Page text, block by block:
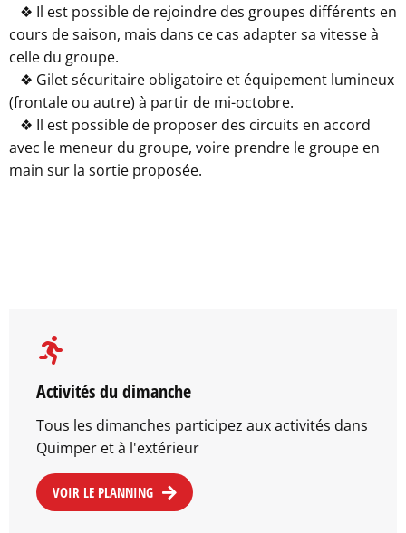
❖ Il est possible de rejoindre des groupes différents en
cours de saison, mais dans ce cas adapter sa vitesse à
celle du groupe.
❖ Gilet sécuritaire obligatoire et équipement lumineux
(frontale ou autre) à partir de mi-octobre.
❖ Il est possible de proposer des circuits en accord
avec le meneur du groupe, voire prendre le groupe en
main sur la sortie proposée.
Activités du dimanche
Tous les dimanches participez aux activités dans
Quimper et à l'extérieur
VOIR LE PLANNING